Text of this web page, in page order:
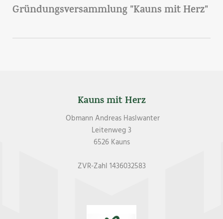
Gründungsversammlung "Kauns mit Herz"
Kauns mit Herz
Obmann Andreas Haslwanter
Leitenweg 3
6526 Kauns
ZVR-Zahl 1436032583